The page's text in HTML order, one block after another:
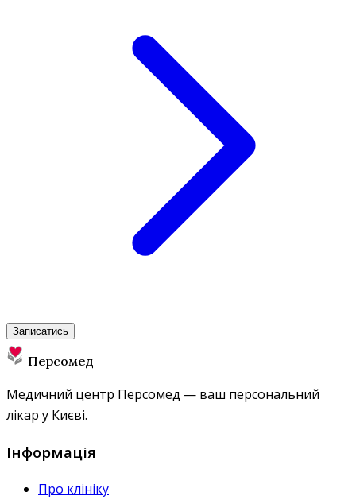
Записатись
Персомед
Медичний центр Персомед — ваш персональний
лікар у Києві.
Інформація
Про клініку